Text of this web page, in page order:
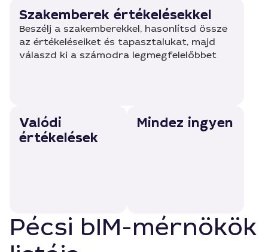
Szakemberek értékelésekkel
Beszélj a szakemberekkel, hasonlítsd össze
az értékeléseiket és tapasztalukat, majd
válaszd ki a számodra legmegfelelőbbet
Valódi
értékelések
Mindez ingyen
Pécsi bIM-mérnökök